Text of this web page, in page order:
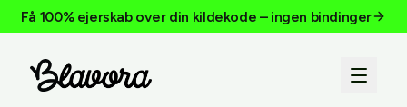
Få 100% ejerskab over din kildekode – ingen bindinger